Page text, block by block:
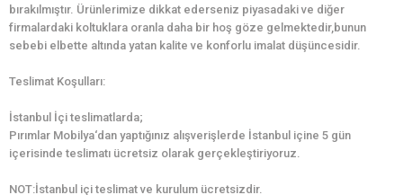
bırakılmıştır. Ürünlerimize dikkat ederseniz piyasadaki ve diğer
firmalardaki koltuklara oranla daha bir hoş göze gelmektedir,bunun
sebebi elbette altında yatan kalite ve konforlu imalat düşüncesidir.
Teslimat Koşulları:
İstanbul İçi teslimatlarda;
Pırımlar Mobilya‘dan yaptığınız alışverişlerde İstanbul içine 5 gün
içerisinde teslimatı ücretsiz olarak gerçekleştiriyoruz.
NOT:İstanbul içi teslimat ve kurulum ücretsizdir.